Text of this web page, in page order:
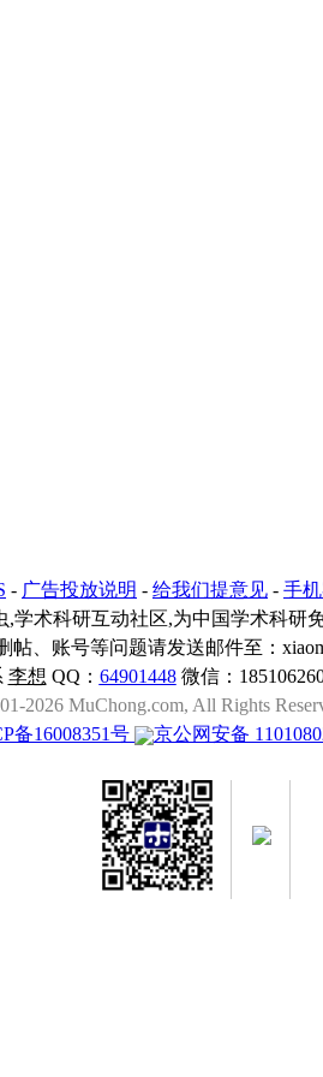
- 广告投放说明 - 给我们提意见 - 手
,学术科研互动社区,为中国学术科研
帖、账号等问题请发送邮件至：
李想 QQ： 64901448微信：
2026 MuChong.com, All Rights
备16008351号
京公网安备